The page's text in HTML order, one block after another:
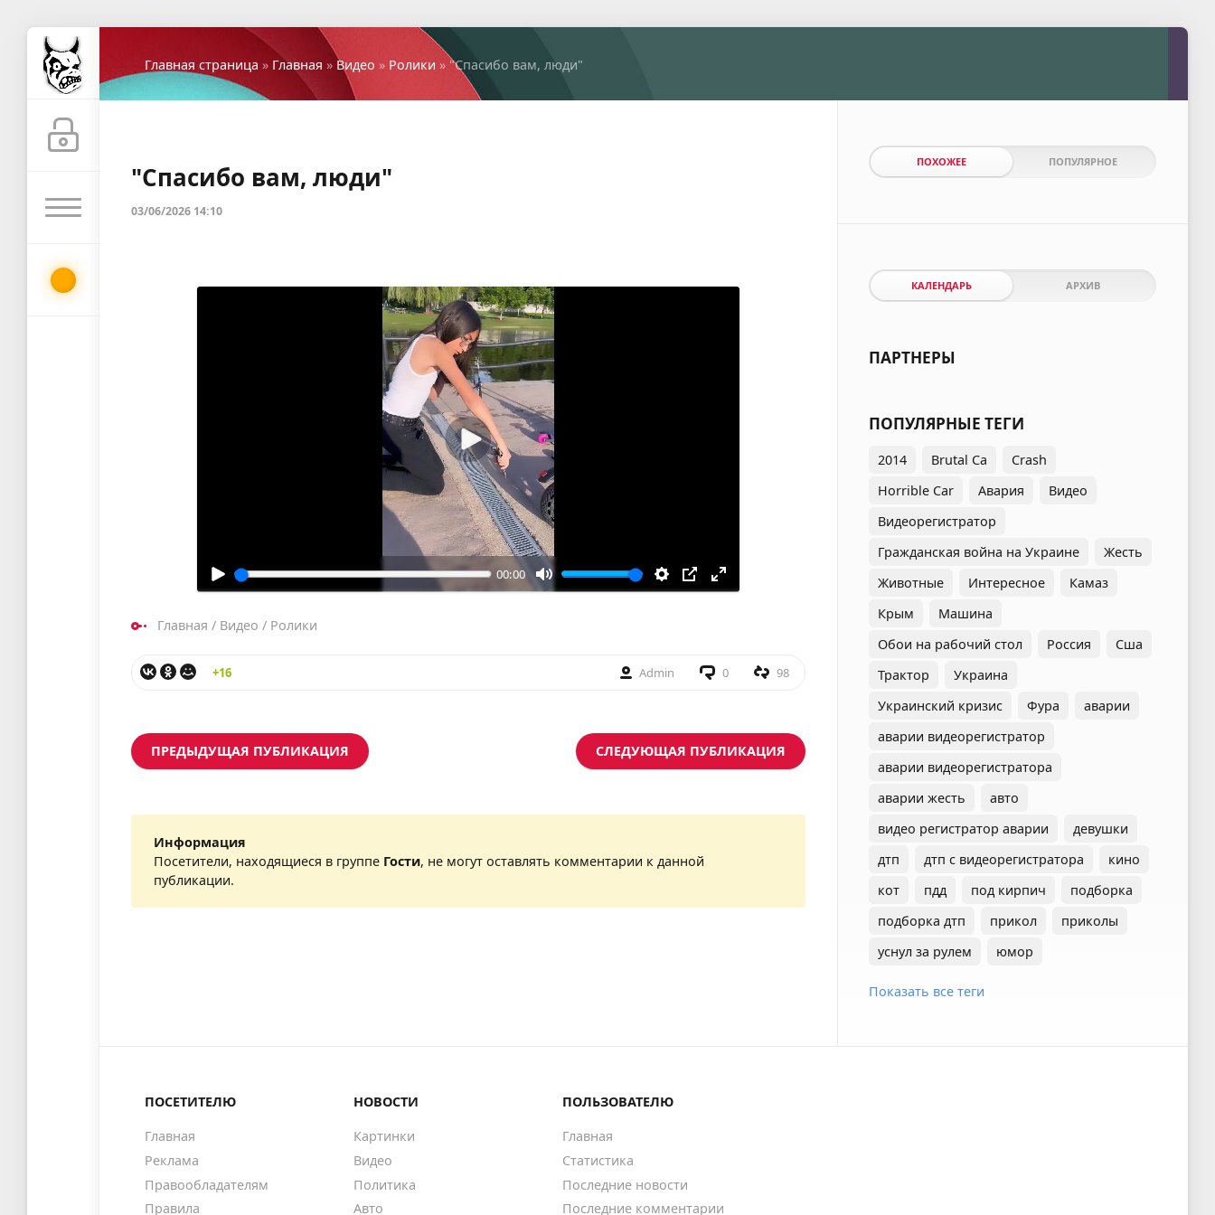
Главная страница » Главная » Видео » Ролики » "Спасибо вам, люди"
"Спасибо вам, люди"
03/06/2026 14:10
00:00
Воспроизвести
Главная / Видео / Ролики
+16 Admin 0 98
ПРЕДЫДУЩАЯ ПУБЛИКАЦИЯ СЛЕДУЮЩАЯ ПУБЛИКАЦИЯ
Информация
Посетители, находящиеся в группе Гости, не могут оставлять комментарии к данной
публикации.
ПОХОЖЕЕ ПОПУЛЯРНОЕ
КАЛЕНДАРЬ АРХИВ
ПАРТНЕРЫ
ПОПУЛЯРНЫЕ ТЕГИ
2014 Brutal Ca
Crash
Horrible Car
Авария
Видео
Видеорегистратор
Гражданская война на Украине
Жесть
Животные
Интересное
Камаз
Крым
Машина
Обои на рабочий стол
Россия
Сша
Трактор
Украина
Украинский кризис
Фура
аварии
аварии видеорегистратор
аварии видеорегистратора
аварии жесть
авто
видео регистратор аварии
девушки
дтп
дтп с видеорегистратора
кино
кот
пдд под кирпич
подборка
подборка дтп
прикол
приколы
уснул за рулем
юмор
Показать все теги
ПОСЕТИТЕЛЮ
Главная
Реклама
Правообладателям
Правила
НОВОСТИ
Картинки
Видео
Политика
Авто
ПОЛЬЗОВАТЕЛЮ
Главная
Статистика
Последние новости
Последние комментарии